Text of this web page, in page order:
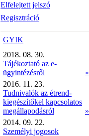
Elfelejtett jelszó
Regisztráció
GYIK
2018. 08. 30.
Tájékoztató az e-
ügyintézésről
»
2016. 11. 23.
Tudnivalók az étrend-
kiegészítőkel kapcsolatos
megállapodásról
»
2014. 09. 22.
Személyi jogosok